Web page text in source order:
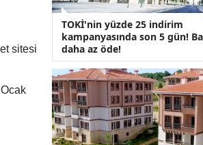
sitesi
TOKİ'nin yüzde 25 indirim
kampanyasında son 5 gün!
daha az öde!